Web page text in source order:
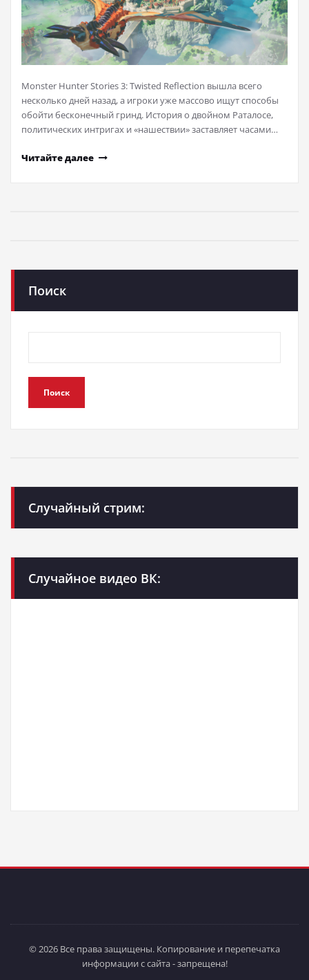
Monster Hunter Stories 3: Twisted Reflection вышла всего
несколько дней назад, а игроки уже массово ищут способы
обойти бесконечный гринд. История о двойном Раталосе,
политических интригах и «нашествии» заставляет часами…
Читайте далее
Поиск
Поиск
Случайный стрим:
Случайное видео ВК:
© 2026 Все права защищены. Копирование и перепечатка
информации с сайта - запрещена!